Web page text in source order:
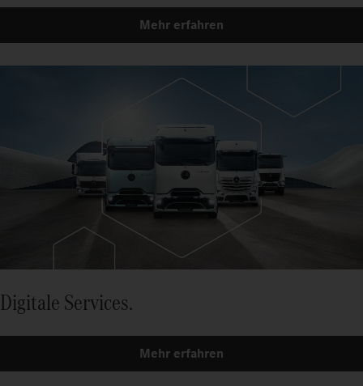
Mehr erfahren
Digitale Services.
Mehr erfahren